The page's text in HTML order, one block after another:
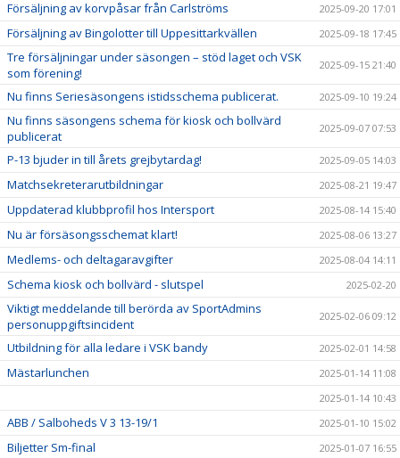
Försäljning av korvpåsar från Carlströms 2025-09-20 17:01
Försäljning av Bingolotter till Uppesittarkvällen 2025-09-18 17:45
Tre försäljningar under säsongen – stöd laget och VSK
som förening!
2025-09-15 21:40
Nu finns Seriesäsongens istidsschema publicerat. 2025-09-10 19:24
Nu finns säsongens schema för kiosk och bollvärd
publicerat
2025-09-07 07:53
P-13 bjuder in till årets grejbytardag! 2025-09-05 14:03
Matchsekreterarutbildningar 2025-08-21 19:47
Uppdaterad klubbprofil hos Intersport 2025-08-14 15:40
Nu är försäsongsschemat klart! 2025-08-06 13:27
Medlems- och deltagaravgifter 2025-08-04 14:11
Schema kiosk och bollvärd - slutspel 2025-02-20
Viktigt meddelande till berörda av SportAdmins
personuppgiftsincident
2025-02-06 09:12
Utbildning för alla ledare i VSK bandy 2025-02-01 14:58
Mästarlunchen
2025-01-14 11:08
2025-01-14 10:43
ABB / Salboheds V 3 13-19/1 2025-01-10 15:02
Biljetter Sm-final 2025-01-07 16:55